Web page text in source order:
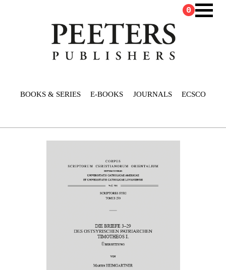
BOOKS & SERIES E-BOOKS JOURNALS ECSCO
0